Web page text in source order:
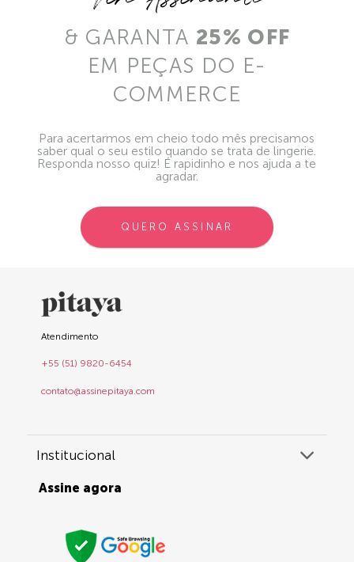
& GARANTA 25% OFF
EM PEÇAS DO E-
COMMERCE
Para acertarmos em cheio todo mês precisamos
saber qual o seu estilo quando se trata de lingerie.
Responda nosso quiz! É rapidinho e nos ajuda a te
agradar.
QUERO ASSINAR
Atendimento
+55 (51) 9820-6454
contato@assinepitaya.com
Institucional
Assine agora